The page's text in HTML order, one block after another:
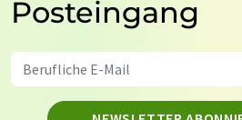
Posteingang